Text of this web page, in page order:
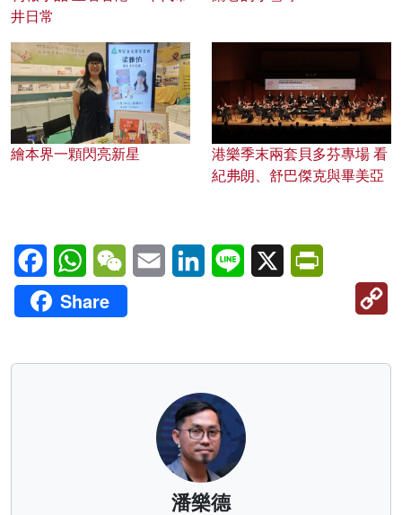
井日常
繪本界一顆閃亮新星
港樂季末兩套貝多芬專場 看
紀弗朗、舒巴傑克與畢美亞
FacebookWhatsAppWeChatEmail LinkedInLine X
Share
潘樂德